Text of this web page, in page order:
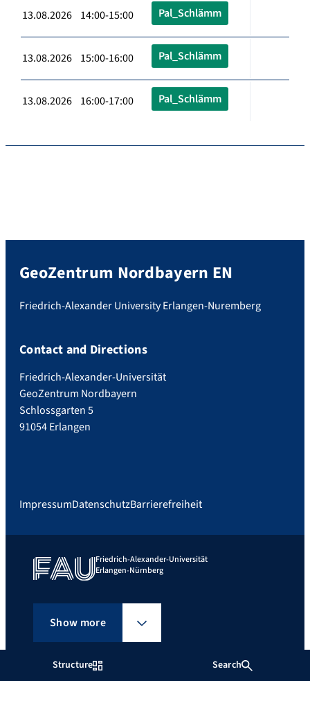
Structure Search
13.08.2026 14:00-15:00 Pal_Schlämm
13.08.2026 15:00-16:00 Pal_Schlämm
13.08.2026 16:00-17:00 Pal_Schlämm
GeoZentrum Nordbayern EN
Friedrich-Alexander University Erlangen-Nuremberg
Contact and Directions
Friedrich-Alexander-Universität
GeoZentrum Nordbayern
Schlossgarten 5
91054 Erlangen
ImpressumDatenschutzBarrierefreiheit
Friedrich-Alexander-Universität
Erlangen-Nürnberg
Show more